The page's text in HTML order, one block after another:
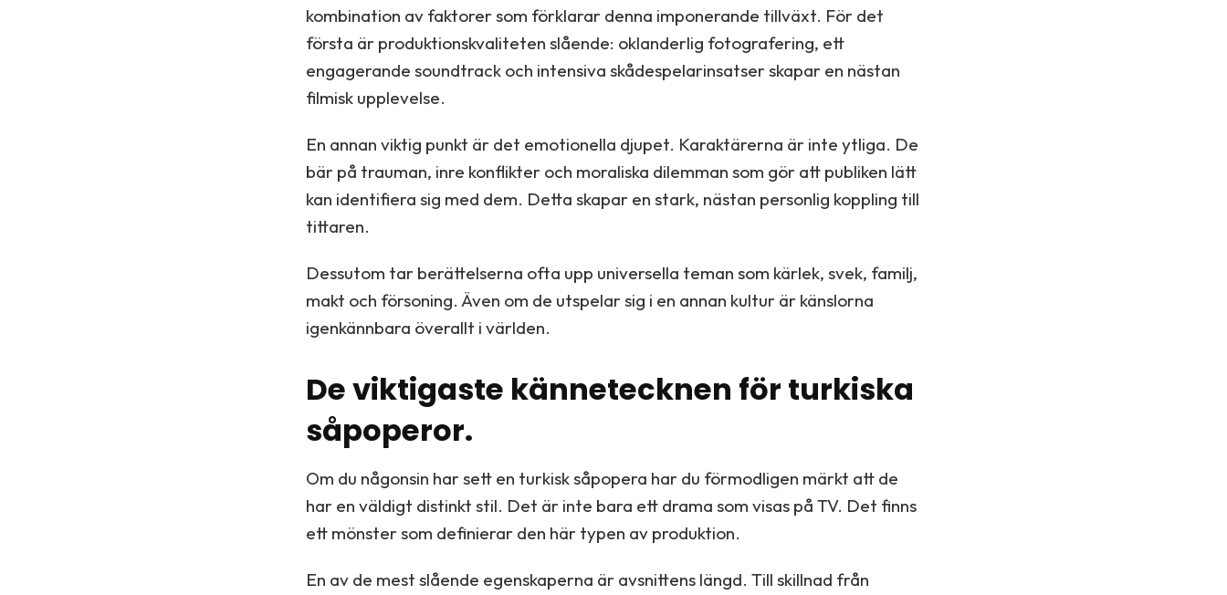
kombination av faktorer som förklarar denna imponerande tillväxt. För det
första är produktionskvaliteten slående: oklanderlig fotografering, ett
engagerande soundtrack och intensiva skådespelarinsatser skapar en nästan
filmisk upplevelse.
En annan viktig punkt är det emotionella djupet. Karaktärerna är inte ytliga. De
bär på trauman, inre konflikter och moraliska dilemman som gör att publiken lätt
kan identifiera sig med dem. Detta skapar en stark, nästan personlig koppling till
tittaren.
Dessutom tar berättelserna ofta upp universella teman som kärlek, svek, familj,
makt och försoning. Även om de utspelar sig i en annan kultur är känslorna
igenkännbara överallt i världen.
De viktigaste kännetecknen för turkiska
såpoperor.
Om du någonsin har sett en turkisk såpopera har du förmodligen märkt att de
har en väldigt distinkt stil. Det är inte bara ett drama som visas på TV. Det finns
ett mönster som definierar den här typen av produktion.
En av de mest slående egenskaperna är avsnittens längd. Till skillnad från